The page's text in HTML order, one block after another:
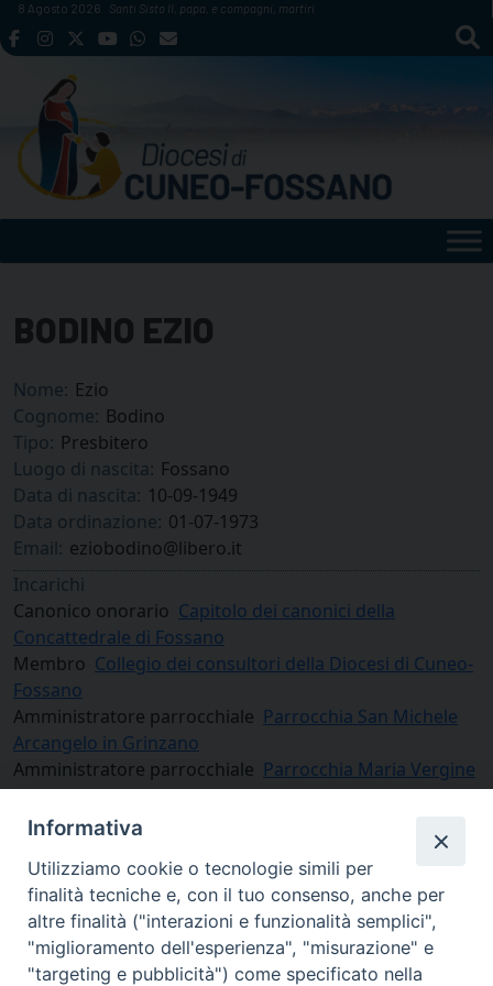
Skip
to
8 Agosto 2026 Santi Sisto II, papa, e compagni, martiri
BODINO EZIO
Nome: Ezio
Cognome: Bodino
Tipo: Presbitero
Luogo di nascita: Fossano
Data di nascita: 10-09-1949
Data ordinazione: 01-07-1973
Email: eziobodino@libero.it
Incarichi
Canonico onorario Capitolo dei canonici della
Concattedrale di Fossano
Membro Collegio dei consultori della Diocesi di Cuneo-
Fossano
Amministratore parrocchiale Parrocchia San Michele
Arcangelo in Grinzano
Amministratore parrocchiale Parrocchia Maria Vergine
Assunta in Cervere
Informativa
Utilizziamo cookie o tecnologie simili per
finalità tecniche e, con il tuo consenso, anche per
altre finalità ("interazioni e funzionalità semplici",
"miglioramento dell'esperienza", "misurazione" e
"targeting e pubblicità") come specificato nella